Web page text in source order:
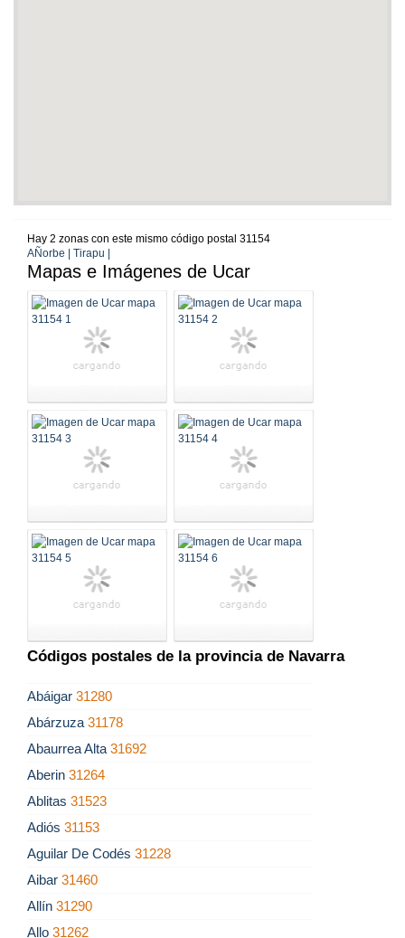
Hay 2 zonas con este mismo código postal 31154
AÑorbe | Tirapu |
Mapas e Imágenes de Ucar
Códigos postales de la provincia de Navarra
Abáigar 31280
Abárzuza 31178
Abaurrea Alta 31692
Aberin 31264
Ablitas 31523
Adiós 31153
Aguilar De Codés 31228
Aibar 31460
Allín 31290
Allo 31262